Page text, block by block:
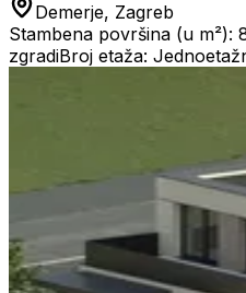
Demerje, Zagreb
Stambena površina (u m²):
zgradiBroj etaža: